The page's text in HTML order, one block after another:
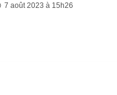
7 août 2023 à 15h26